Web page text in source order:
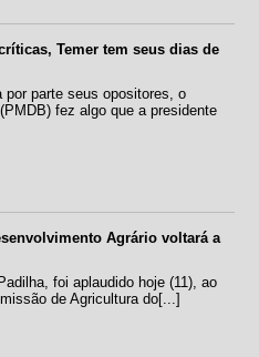
Temer tem seus dias de
por parte seus opositores, o
fez algo que a presidente
Agrário voltará a
foi aplaudido hoje (11), ao
de Agricultura do[...]